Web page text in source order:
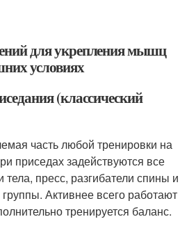
для укрепления мышц
условиях
(классический
часть любой тренировки на
приседах задействуются все
пресс, разгибатели спины и
Активнее всего работают
тренируется баланс.